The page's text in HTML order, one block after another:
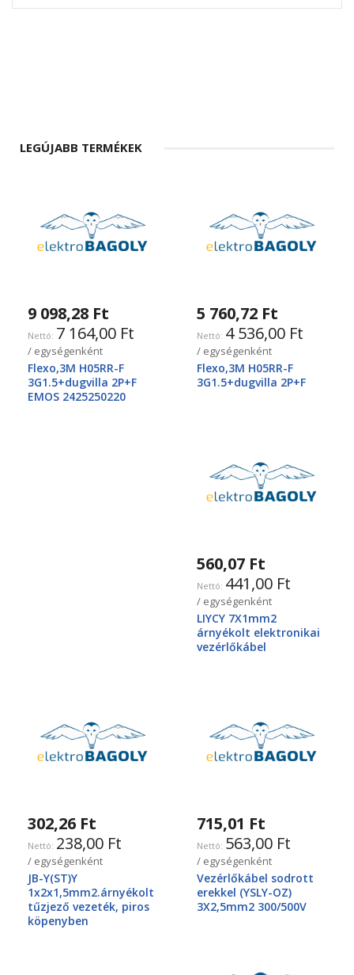
LEGÚJABB TERMÉKEK
9 098,28 Ft
7 164,00 Ft
/ egységenként
Flexo,3M H05RR-F
3G1.5+dugvilla 2P+F
EMOS 2425250220
5 760,72 Ft
4 536,00 Ft
/ egységenként
Flexo,3M H05RR-F
3G1.5+dugvilla 2P+F
560,07 Ft
441,00 Ft
/ egységenként
LIYCY 7X1mm2
árnyékolt elektronikai
vezérlőkábel
302,26 Ft
238,00 Ft
/ egységenként
JB-Y(ST)Y
1x2x1,5mm2.árnyékolt
tűzjező vezeték, piros
köpenyben
715,01 Ft
563,00 Ft
/ egységenként
Vezérlőkábel sodrott
erekkel (YSLY-OZ)
3X2,5mm2 300/500V